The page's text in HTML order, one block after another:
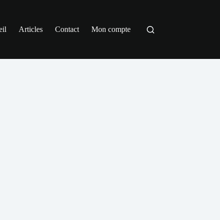
Articles Contact Mon compte